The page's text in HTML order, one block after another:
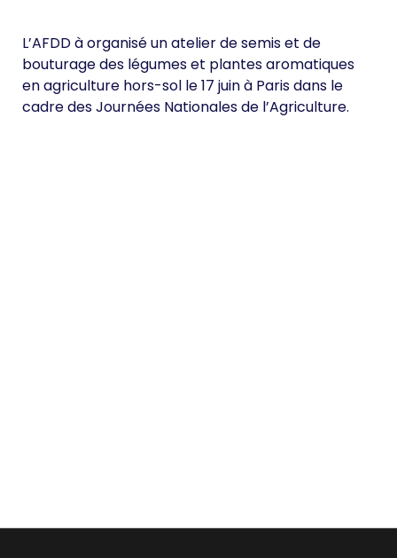
L’AFDD à organisé un atelier de semis et de
bouturage des légumes et plantes aromatiques
en agriculture hors-sol le 17 juin à Paris dans le
cadre des Journées Nationales de l’Agriculture.